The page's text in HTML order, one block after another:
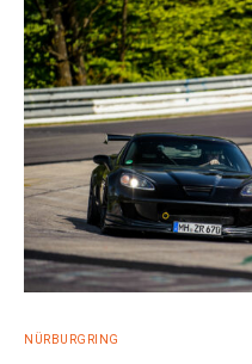
NÜRBURGRING